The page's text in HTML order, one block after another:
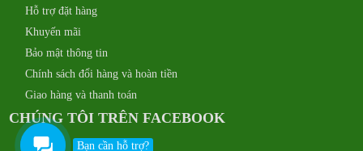
Hỗ trợ đặt hàng
Khuyến mãi
Bảo mật thông tin
Chính sách đổi hàng và hoàn tiền
Giao hàng và thanh toán
CHÚNG TÔI TRÊN FACEBOOK
Bạn cần hỗ trợ?